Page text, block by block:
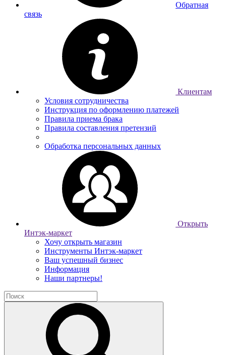
Обратная
связь
Клиентам
Условия сотрудничества
Инструкция по оформлению платежей
Правила приема брака
Правила составления претензий
Обработка персональных данных
Открыть
Интэк-маркет
Хочу открыть магазин
Инструменты Интэк-маркет
Ваш успешный бизнес
Информация
Наши партнеры!